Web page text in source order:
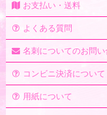
お支払い・送料
よくある質問
名刺についてのお問
コンビニ決済について
用紙について